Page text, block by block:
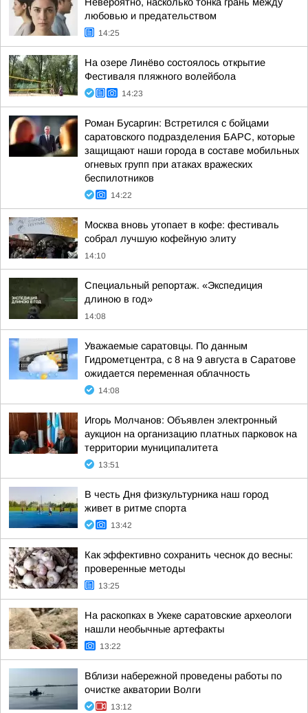
любовью и предательством
14:25
На озере Линёво состоялось открытие
Фестиваля пляжного волейбола
14:23
Роман Бусаргин: Встретился с бойцами
саратовского подразделения БАРС, которые
защищают наши города в составе мобильных
огневых групп при атаках вражеских
беспилотников
14:22
Москва вновь утопает в кофе: фестиваль
собрал лучшую кофейную элиту
14:10
Специальный репортаж. «Экспедиция
длиною в год»
14:08
Уважаемые саратовцы. По данным
Гидрометцентра, с 8 на 9 августа в Саратове
ожидается переменная облачность
14:08
Игорь Молчанов: Объявлен электронный
аукцион на организацию платных парковок на
территории муниципалитета
13:51
В честь Дня физкультурника наш город
живет в ритме спорта
13:42
Как эффективно сохранить чеснок до весны:
проверенные методы
13:25
На раскопках в Укеке саратовские археологи
нашли необычные артефакты
13:22
Вблизи набережной проведены работы по
очистке акватории Волги
13:12